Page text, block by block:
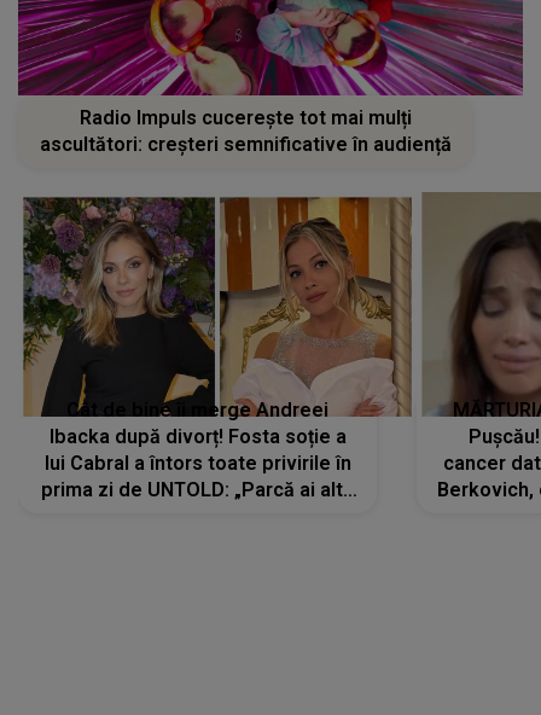
Radio Impuls cucerește tot mai mulți
ascultători: creșteri semnificative în audiență
Cât de bine îi merge Andreei
Ibacka după divorț! Fosta soție a
lui Cabral a întors toate privirile în
prima zi de UNTOLD: „Parcă ai altă
cancer